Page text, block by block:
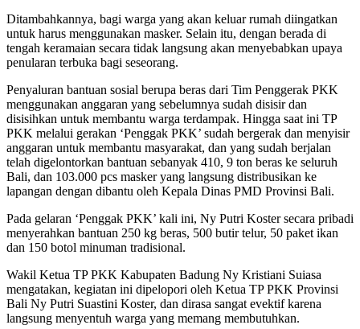
Ditambahkannya, bagi warga yang akan keluar rumah diingatkan
untuk harus menggunakan masker. Selain itu, dengan berada di
tengah keramaian secara tidak langsung akan menyebabkan upaya
penularan terbuka bagi seseorang.
Penyaluran bantuan sosial berupa beras dari Tim Penggerak PKK
menggunakan anggaran yang sebelumnya sudah disisir dan
disisihkan untuk membantu warga terdampak. Hingga saat ini TP
PKK melalui gerakan ‘Penggak PKK’ sudah bergerak dan menyisir
anggaran untuk membantu masyarakat, dan yang sudah berjalan
telah digelontorkan bantuan sebanyak 410, 9 ton beras ke seluruh
Bali, dan 103.000 pcs masker yang langsung distribusikan ke
lapangan dengan dibantu oleh Kepala Dinas PMD Provinsi Bali.
Pada gelaran ‘Penggak PKK’ kali ini, Ny Putri Koster secara pribadi
menyerahkan bantuan 250 kg beras, 500 butir telur, 50 paket ikan
dan 150 botol minuman tradisional.
Wakil Ketua TP PKK Kabupaten Badung Ny Kristiani Suiasa
mengatakan, kegiatan ini dipelopori oleh Ketua TP PKK Provinsi
Bali Ny Putri Suastini Koster, dan dirasa sangat evektif karena
langsung menyentuh warga yang memang membutuhkan.